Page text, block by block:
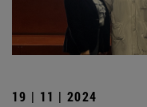
19 | 11 | 2024